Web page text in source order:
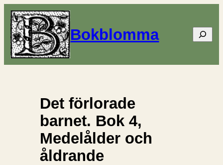
Bokblomma Sök
Det förlorade
barnet. Bok 4,
Medelålder och
åldrande